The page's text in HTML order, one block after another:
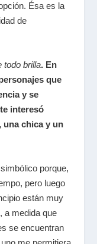
Ésa es la
de
todo brilla. En
que
y se
interesó
una chica y un
porque,
pero luego
están muy
a medida que
se encuentran